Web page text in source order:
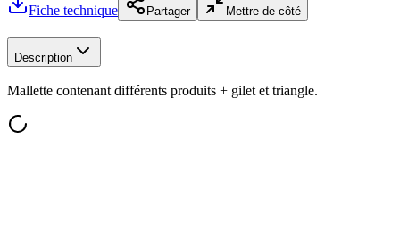
Fiche technique
Partager Mettre de côté
Description
Mallette contenant différents produits + gilet et triangle.